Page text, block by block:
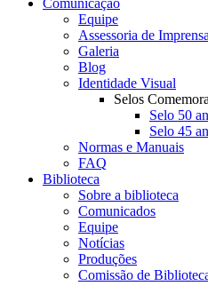
Comunicação
Equipe
Assessoria de Imprensa
Galeria
Blog
Identidade Visual
Selos
Selo 50
Selo 45
Normas e Manuais
FAQ
Biblioteca
Sobre a biblioteca
Comunicados
Equipe
Notícias
Produções
Comissão de